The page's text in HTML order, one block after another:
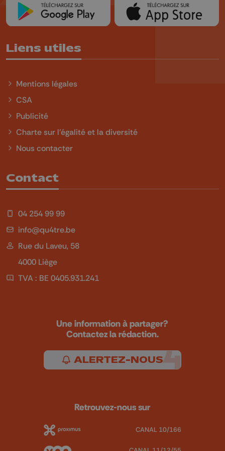
Liens utiles
Mentions légales
CSA
Publicité
Charte sur l'égalité et la diversité
Nous contacter
Contact
04 254 99 99
info@qu4tre.be
Rue du Laveu, 58
4000 Liège
TVA : BE 0405.931.241
Une information à partager?
Contactez la rédaction.
ALERTEZ-NOUS
Retrouvez-nous sur
CANAL 10/166